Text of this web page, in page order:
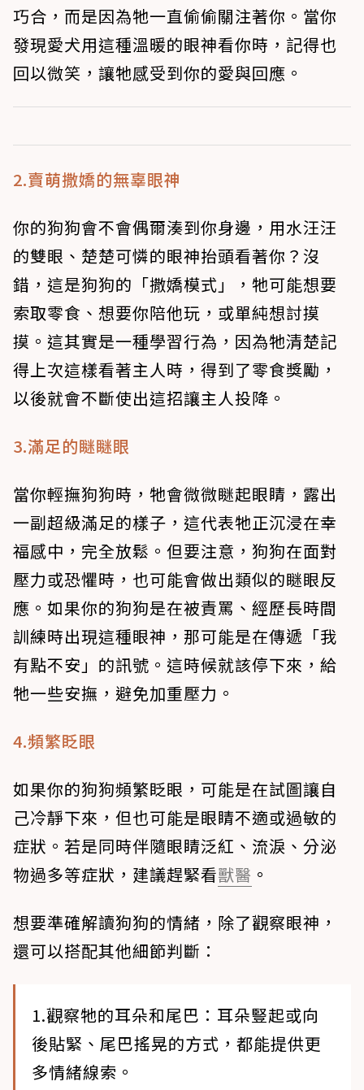
巧合，而是因為牠一直偷偷關注著你。當你
發現愛犬用這種溫暖的眼神看你時，記得也
回以微笑，讓牠感受到你的愛與回應。
2.賣萌撒嬌的無辜眼神
你的狗狗會不會偶爾湊到你身邊，用水汪汪
的雙眼、楚楚可憐的眼神抬頭看著你？沒
錯，這是狗狗的「撒嬌模式」，牠可能想要
索取零食、想要你陪他玩，或單純想討摸
摸。這其實是一種學習行為，因為牠清楚記
得上次這樣看著主人時，得到了零食獎勵，
以後就會不斷使出這招讓主人投降。
3.滿足的瞇瞇眼
當你輕撫狗狗時，牠會微微瞇起眼睛，露出
一副超級滿足的樣子，這代表牠正沉浸在幸
福感中，完全放鬆。但要注意，狗狗在面對
壓力或恐懼時，也可能會做出類似的瞇眼反
應。如果你的狗狗是在被責罵、經歷長時間
訓練時出現這種眼神，那可能是在傳遞「我
有點不安」的訊號。這時候就該停下來，給
牠一些安撫，避免加重壓力。
4.頻繁眨眼
如果你的狗狗頻繁眨眼，可能是在試圖讓自
己冷靜下來，但也可能是眼睛不適或過敏的
症狀。若是同時伴隨眼睛泛紅、流淚、分泌
物過多等症狀，建議趕緊看獸醫 。
想要準確解讀狗狗的情緒，除了觀察眼神，
還可以搭配其他細節判斷：
1.觀察牠的耳朵和尾巴 ：耳朵豎起或向
後貼緊、尾巴搖晃的方式，都能提供更
多情緒線索。